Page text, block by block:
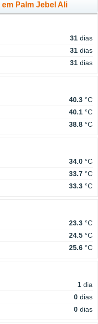
Palm Jebel Ali
31 dias
31 dias
31 dias
40.3 °C
40.1 °C
38.8 °C
34.0 °C
33.7 °C
33.3 °C
23.3 °C
24.5 °C
25.6 °C
1 dia
0 dias
0 dias